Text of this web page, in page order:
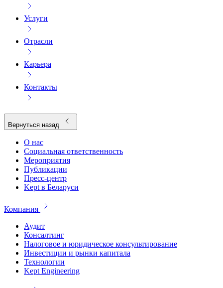
Услуги
Отрасли
Карьера
Контакты
Вернуться назад
О нас
Социальная ответственность
Мероприятия
Публикации
Пресс-центр
Kept в Беларуси
Компания
Аудит
Консалтинг
Налоговое и юридическое консультирование
Инвестиции и рынки капитала
Технологии
Kept Engineering